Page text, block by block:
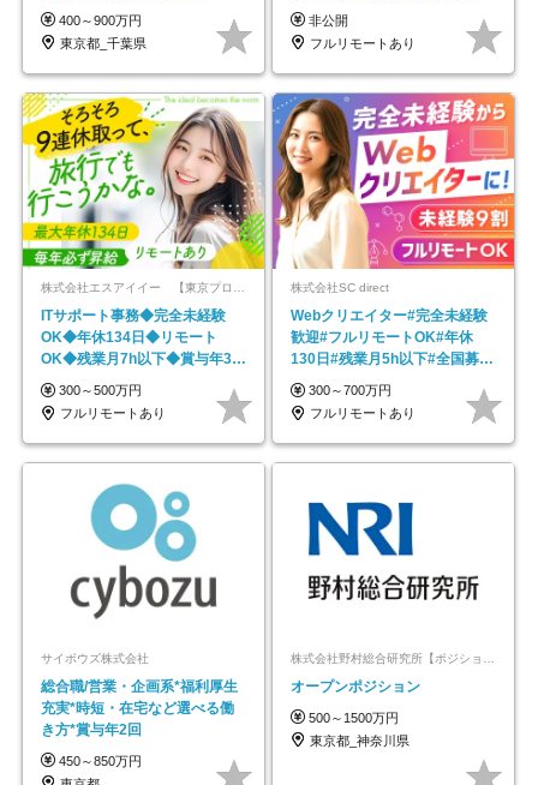
400～900万円
東京都_千葉県
帰／全国募集・業務委託
非公開
フルリモートあり
ITサポート事務◆完全未経験
OK◆年休134日◆リモート
OK◆残業月7h以下◆賞与年3回
◆5年目まで必ず昇給
300～500万円
フルリモートあり
株式会社SC direct
Webクリエイター#完全未経験
歓迎#フルリモートOK#年休
130日#残業月5h以下#全国募集
#最大1年の研修
300～700万円
フルリモートあり
サイボウズ株式会社
総合職/営業・企画系*福利厚生
充実*時短・在宅など選べる働
き方*賞与年2回
450～850万円
オープンポジション
500～1500万円
東京都_神奈川県